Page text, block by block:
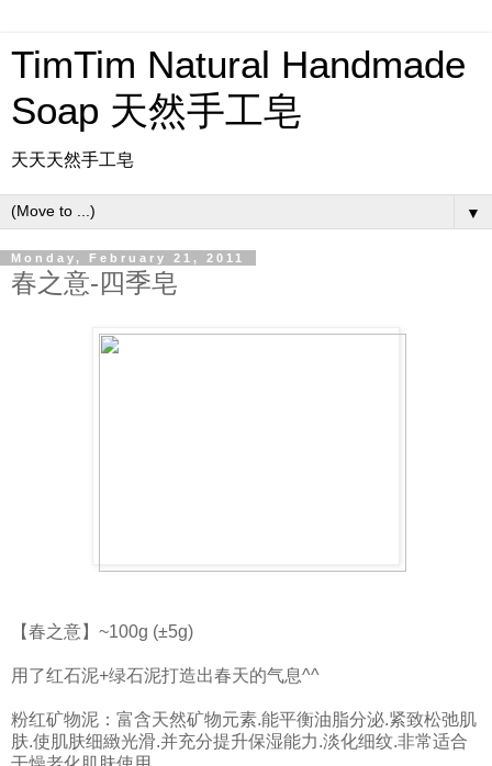
TimTim Natural Handmade
Soap 天然手工皂
天天天然手工皂
▼
Monday, February 21, 2011
春之意-四季皂
【春之意】~100g (±5g)
用了红石泥+绿石泥打造出春天的气息^^
粉红矿物泥：富含天然矿物元素.能平衡油脂分泌.紧致松弛肌
肤.使肌肤细緻光滑.并充分提升保湿能力.淡化细纹.非常适合